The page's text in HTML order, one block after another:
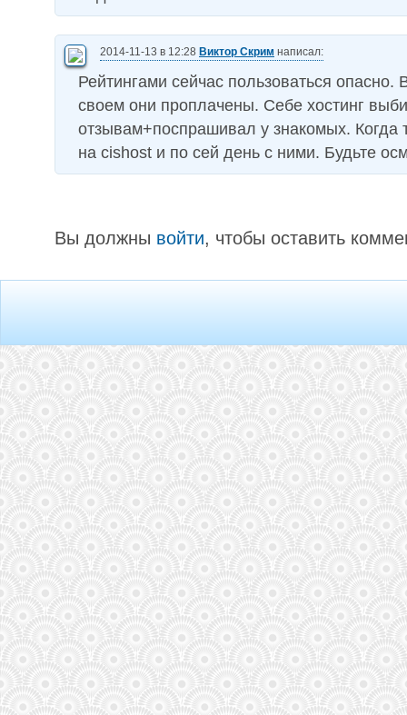
2014-11-13 в 12:28 Виктор Скрим написал:
Рейтингами сейчас пользоваться опасно.
своем они проплачены. Себе хостинг
отзывам+поспрашивал у знакомых. Когда
на cishost и по сей день с ними. Будьте
Вы должны войти, чтобы оставить